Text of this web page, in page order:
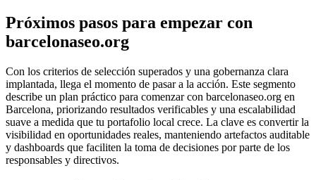
Próximos pasos para empezar con
barcelonaseo.org
Con los criterios de selección superados y una gobernanza clara
implantada, llega el momento de pasar a la acción. Este segmento
describe un plan práctico para comenzar con barcelonaseo.org en
Barcelona, priorizando resultados verificables y una escalabilidad
suave a medida que tu portafolio local crece. La clave es convertir la
visibilidad en oportunidades reales, manteniendo artefactos auditable
y dashboards que faciliten la toma de decisiones por parte de los
responsables y directivos.